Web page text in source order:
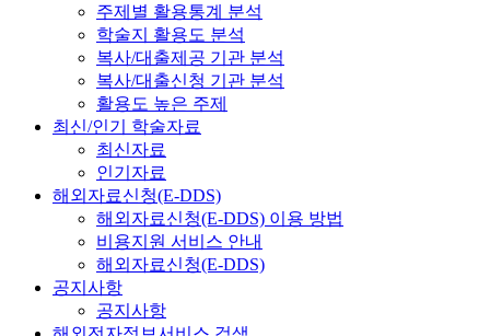
주제별 활용통계 분석
학술지 활용도 분석
복사/대출제공 기관 분석
복사/대출신청 기관 분석
활용도 높은 주제
최신/인기 학술자료
최신자료
인기자료
해외자료신청(E-DDS)
해외자료신청(E-DDS) 이용 방법
비용지원 서비스 안내
해외자료신청(E-DDS)
공지사항
공지사항